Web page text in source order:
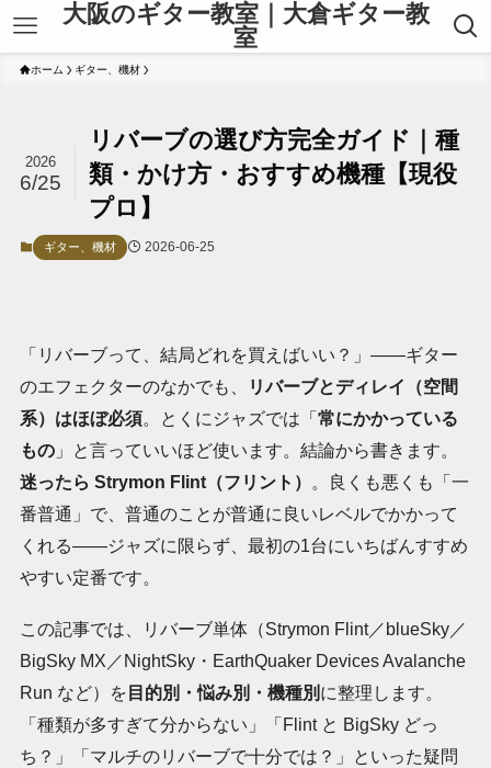
大阪のギター教室｜大倉ギター教
室
ホーム ギター、機材
リバーブの選び方完全ガイド｜種
類・かけ方・おすすめ機種【現役
プロ】
2026
6/25
ギター、機材 2026-06-25
「リバーブって、結局どれを買えばいい？」――ギター
のエフェクターのなかでも、
リバーブとディレイ（空間
系）はほぼ必須。とくにジャズでは「 常にかかっている
もの」と言っていいほど使います。結論から書きます。
迷ったら Strymon Flint（フリント）
。良くも悪くも「一
番普通」で、普通のことが普通に良いレベルでかかって
くれる――ジャズに限らず、最初の1台にいちばんすすめ
やすい定番です。
この記事では、リバーブ単体（Strymon Flint／blueSky／
BigSky MX／NightSky・EarthQuaker Devices Avalanche
Run など）を 目的別・悩み別・機種別 に整理します。
「種類が多すぎて分からない」「Flint と BigSky どっ
ち？」「マルチのリバーブで十分では？」といった疑問